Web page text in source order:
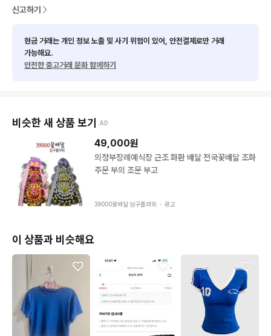
신고하기
현금 거래는 개인 정보 노출 및 사기 위험이 있어, 안전결제로만 거래
가능해요.
안전한 중고거래 문화 함께하기
비슷한 새 상품 보기 AD
49,000원
의정부장례예식장 근조 화환 배달 전국꽃배달 조화
주문 부의 조문 부고
39000꽃배달 삼구플라워 ・ 광고
이 상품과 비슷해요